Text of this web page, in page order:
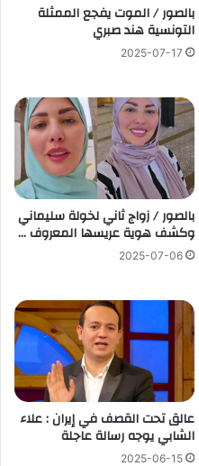
بالصور / الموت يفجع الممثلة
التونسية هند صبري
2025-07-17
بالصور / زواج ثاني لخولة سليماني
وكشف هوية عريسها المعروف …
2025-07-06
عالق تحت القصف في إيران : علاء
الشابي يوجه رسالة عاجلة
2025-06-15